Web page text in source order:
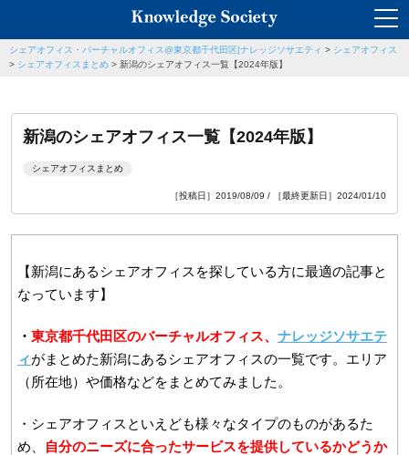
シェアオフィス・バーチャルオフィス@東京都千代田区|ナレッジソサエティ > シェアオフィス
> シェアオフィスまとめ > 新潟のシェアオフィス一覧【2024年版】
新潟のシェアオフィス一覧【2024年版】
シェアオフィスまとめ
［投稿日］2019/08/09 / ［最終更新日］2024/01/10
【新潟にあるシェアオフィスを探している方に最適の記事と
なっています】
・ 東京都千代田区のバーチャルオフィス、 ナレッジソサエテ
ィがまとめた新潟にあるシェアオフィスの一覧です。エリア
（所在地）や価格などをまとめてみました。
・シェアオフィスといえども様々なタイプのものがあるた
め、
自分のニーズに合ったサービスを提供しているかどうか